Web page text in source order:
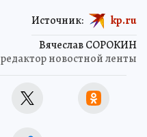
Вячеслав СОРОКИН
редактор новостной ленты
Источник: kp.ru